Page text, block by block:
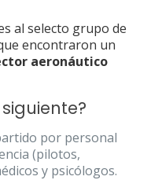
al selecto grupo de
encontraron un
aeronáutico
por personal
(pilotos,
y psicólogos.